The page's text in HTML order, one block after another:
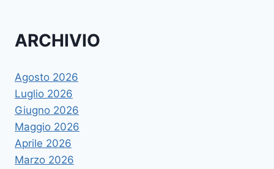
ARCHIVIO
Agosto 2026
Luglio 2026
Giugno 2026
Maggio 2026
Aprile 2026
Marzo 2026